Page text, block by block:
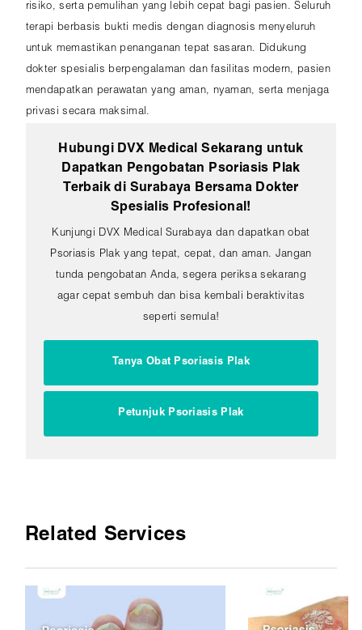
risiko, serta pemulihan yang lebih cepat bagi pasien. Seluruh
terapi berbasis bukti medis dengan diagnosis menyeluruh
untuk memastikan penanganan tepat sasaran. Didukung
dokter spesialis berpengalaman dan fasilitas modern, pasien
mendapatkan perawatan yang aman, nyaman, serta menjaga
privasi secara maksimal.
Hubungi DVX Medical Sekarang untuk
Dapatkan Pengobatan Psoriasis Plak
Terbaik di Surabaya Bersama Dokter
Spesialis Profesional!
Kunjungi DVX Medical Surabaya dan dapatkan obat
Psoriasis Plak yang tepat, cepat, dan aman. Jangan
tunda pengobatan Anda, segera periksa sekarang
agar cepat sembuh dan bisa kembali beraktivitas
seperti semula!
Tanya Obat Psoriasis Plak
Petunjuk Psoriasis Plak
Related Services